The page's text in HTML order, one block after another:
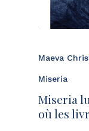
Maeva
Miseria
Miseria
où les